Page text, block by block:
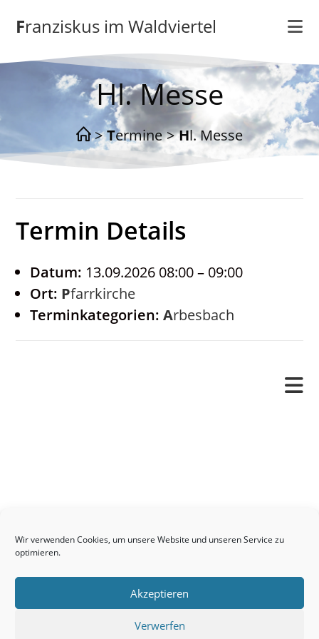
Wir verwenden Cookies, um unsere Website und unseren Service zu
optimieren.
Akzeptieren
Verwerfen
Inhalt
springenFranziskus im Waldviertel
Hl. Messe
> Termine > Hl. Messe
Termin Details
Datum: 13.09.2026 08:00– 09:00
Ort:
Pfarrkirche
Terminkategorien:
Arbesbach
Kontakt
Links
Neuigkeiten
Seelsorge / Sakramente